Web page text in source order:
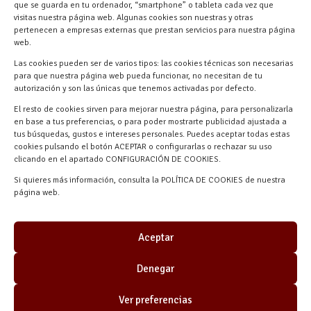
que se guarda en tu ordenador, “smartphone” o tableta cada vez que
visitas nuestra página web. Algunas cookies son nuestras y otras
pertenecen a empresas externas que prestan servicios para nuestra página
web.
Las cookies pueden ser de varios tipos: las cookies técnicas son necesarias
para que nuestra página web pueda funcionar, no necesitan de tu
autorización y son las únicas que tenemos activadas por defecto.
El resto de cookies sirven para mejorar nuestra página, para personalizarla
en base a tus preferencias, o para poder mostrarte publicidad ajustada a
tus búsquedas, gustos e intereses personales. Puedes aceptar todas estas
cookies pulsando el botón ACEPTAR o configurarlas o rechazar su uso
clicando en el apartado CONFIGURACIÓN DE COOKIES.
Si quieres más información, consulta la POLÍTICA DE COOKIES de nuestra
página web.
Aceptar
Denegar
Ver preferencias
Materiales Manuel Martín Ctra.
Turégano-Navas de Oro, 47, 40280
Navalmanzano, Segovia, ESPAÑA
Desarrollado por